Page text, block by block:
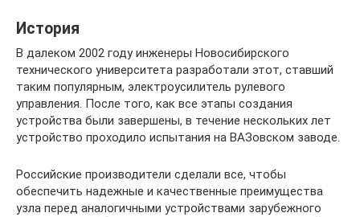
История
В далеком 2002 году инженеры Новосибирского
технического университета разработали этот, ставший
таким популярным, электроусилитель рулевого
управления. После того, как все этапы создания
устройства были завершены, в течение нескольких лет
устройство проходило испытания на ВАЗовском заводе.
Российские производители сделали все, чтобы
обеспечить надежные и качественные преимущества
узла перед аналогичными устройствами зарубежного